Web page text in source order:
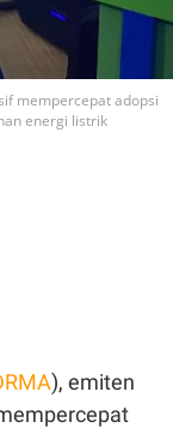
mempercepat adopsi
energi listrik
), emiten